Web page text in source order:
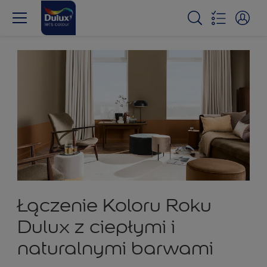
Łączenie Koloru Roku
Dulux z ciepłymi i
naturalnymi barwami